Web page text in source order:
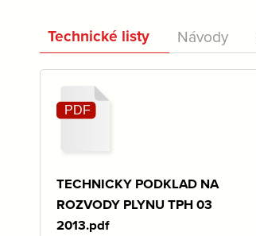
Technické listy Návody
TECHNICKY PODKLAD NA
ROZVODY PLYNU TPH 03
2013.pdf